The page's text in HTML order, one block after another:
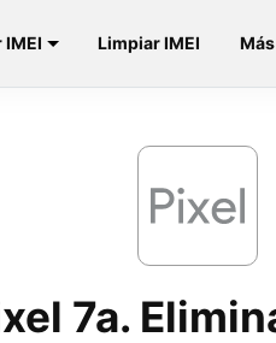
IMEI Limpiar IMEI
7a.